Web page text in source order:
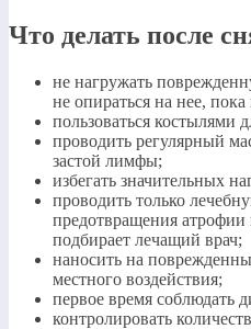
Что делать после
не нагружать
не опираться на нее,
пользоваться костылями
проводить регулярный
застой лимфы;
избегать значительных
проводить только
предотвращения
подбирает лечащий врач;
наносить на
местного воздействия;
первое время соблюдать
контролировать